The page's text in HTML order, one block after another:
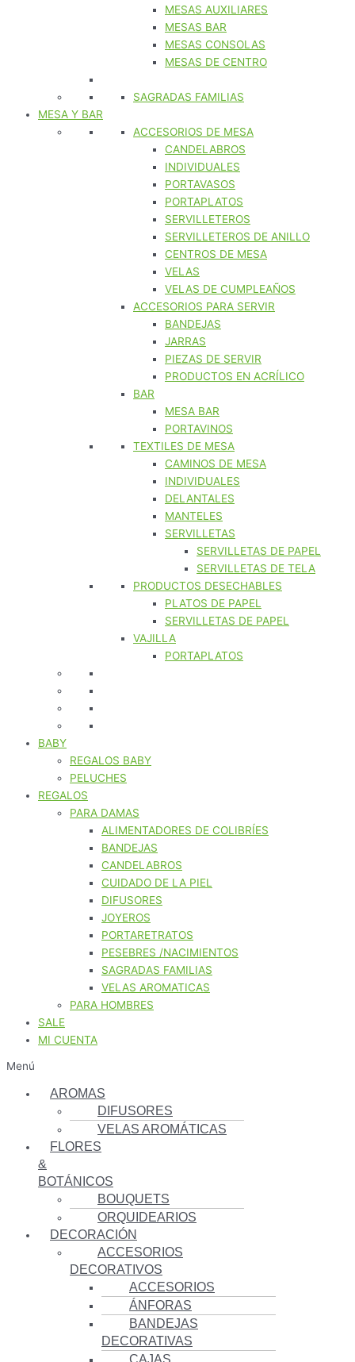
MESAS AUXILIARES
MESAS BAR
MESAS CONSOLAS
MESAS DE CENTRO
SAGRADAS FAMILIAS
MESA Y BAR
ACCESORIOS DE MESA
CANDELABROS
INDIVIDUALES
PORTAVASOS
PORTAPLATOS
SERVILLETEROS
SERVILLETEROS DE ANILLO
CENTROS DE MESA
VELAS
VELAS DE CUMPLEAÑOS
ACCESORIOS PARA SERVIR
BANDEJAS
JARRAS
PIEZAS DE SERVIR
PRODUCTOS EN ACRÍLICO
BAR
MESA BAR
PORTAVINOS
TEXTILES DE MESA
CAMINOS DE MESA
INDIVIDUALES
DELANTALES
MANTELES
SERVILLETAS
SERVILLETAS DE PAPEL
SERVILLETAS DE TELA
PRODUCTOS DESECHABLES
PLATOS DE PAPEL
SERVILLETAS DE PAPEL
VAJILLA
PORTAPLATOS
BABY
REGALOS BABY
PELUCHES
REGALOS
PARA DAMAS
ALIMENTADORES DE COLIBRÍES
BANDEJAS
CANDELABROS
CUIDADO DE LA PIEL
DIFUSORES
JOYEROS
PORTARETRATOS
PESEBRES /NACIMIENTOS
SAGRADAS FAMILIAS
VELAS AROMATICAS
PARA HOMBRES
SALE
MI CUENTA
Menú
AROMAS
DIFUSORES
VELAS AROMÁTICAS
FLORES
&
BOTÁNICOS
BOUQUETS
ORQUIDEARIOS
DECORACIÓN
ACCESORIOS
DECORATIVOS
ACCESORIOS
ÁNFORAS
BANDEJAS
DECORATIVAS